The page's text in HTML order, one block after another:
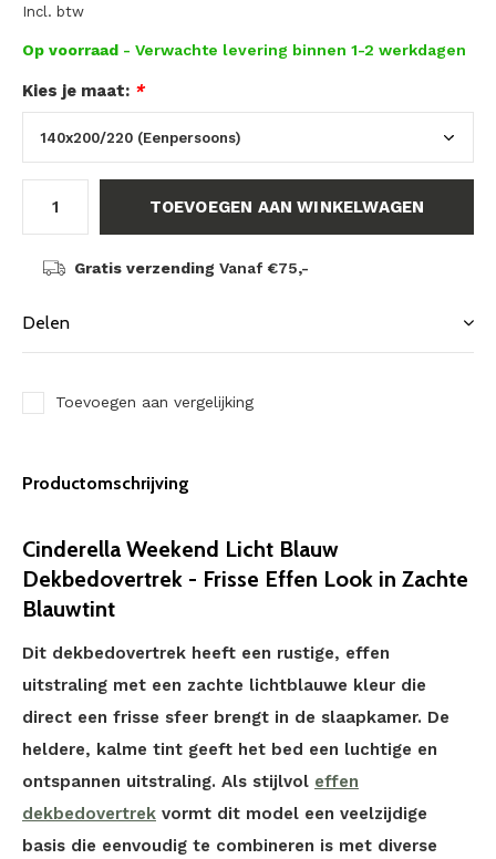
Incl. btw
Op voorraad - Verwachte levering binnen 1-2 werkdagen
Kies je maat: *
TOEVOEGEN AAN WINKELWAGEN
Gratis verzending Vanaf €75,-
Delen
Toevoegen aan vergelijking
Productomschrijving
Cinderella Weekend Licht Blauw
Dekbedovertrek - Frisse Effen Look in Zachte
Blauwtint
Dit dekbedovertrek heeft een rustige, effen
uitstraling met een zachte lichtblauwe kleur die
direct een frisse sfeer brengt in de slaapkamer. De
heldere, kalme tint geeft het bed een luchtige en
ontspannen uitstraling. Als stijlvol effen
dekbedovertrek vormt dit model een veelzijdige
basis die eenvoudig te combineren is met diverse